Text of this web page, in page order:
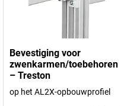
Bevestiging voor
zwenkarmen/toebehoren
– Treston
op het AL2X-opbouwprofiel